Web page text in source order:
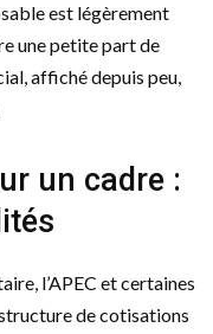
est légèrement
une petite part de
affiché depuis peu,
un cadre :
l’APEC et certaines
de cotisations